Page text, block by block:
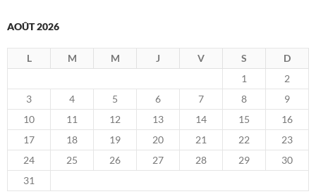
AOÛT 2026
L M M J V S
D
1
2
3
4 5 6 7 8
9
10
11 12 13 14 15
16
17
18 19 20 21 22
23
24
25 26 27 28 29
30
31